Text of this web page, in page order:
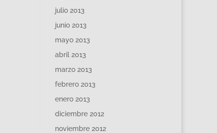
julio 2013
junio 2013
mayo 2013
abril 2013
marzo 2013
febrero 2013
enero 2013
diciembre 2012
noviembre 2012